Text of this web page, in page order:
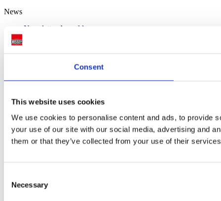
Consent
This website uses cookies
We use cookies to personalise content and ads, to provide
your use of our site with our social media, advertising and
them or that they’ve collected from your use of their
Selection
Necessary
News
Newsletter Anmeldung
Produktaktionen
BESSEY weltweit
FAQs
Warn- und Gebrauchshinweise
Suche
Kontakt